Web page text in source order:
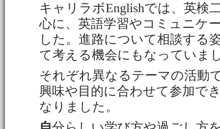
キャリラボEnglishでは、英検
心に、英語学習やコミュニケ
した。進路について相談する
て考える機会にもなっていま
それぞれ異なるテーマの活動
興味や目的に合わせて参加で
なりました。